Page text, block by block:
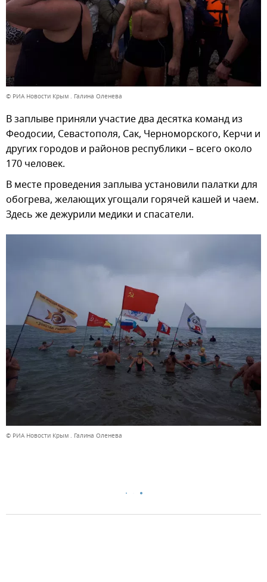
© РИА Новости Крым . Галина Оленева
В заплыве приняли участие два десятка команд из
Феодосии, Севастополя, Сак, Черноморского, Керчи и
других городов и районов республики – всего около
170 человек.
В месте проведения заплыва установили палатки для
обогрева, желающих угощали горячей кашей и чаем.
Здесь же дежурили медики и спасатели.
© РИА Новости Крым . Галина Оленева